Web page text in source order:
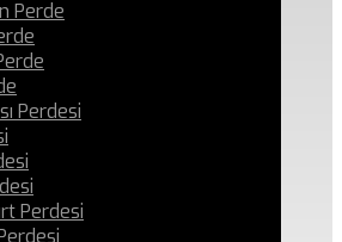
Perde
Perdesi
Perdesi